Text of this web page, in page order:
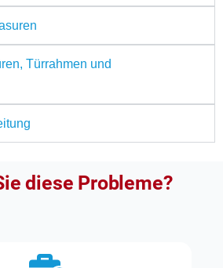
Türrahmen und
diese Probleme?